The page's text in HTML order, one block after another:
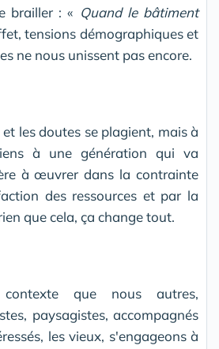
brailler : « Quand le bâtiment
tensions démographiques et
ne nous unissent pas encore.
les doutes se plagient, mais à
à une génération qui va
à œuvrer dans la contrainte
des ressources et par la
que cela, ça change tout.
que nous autres,
paysagistes, accompagnés
les vieux, s'engageons à